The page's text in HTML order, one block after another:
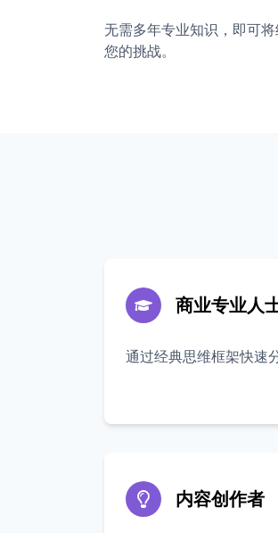
无需多年专业知识，即可
您的挑战。
商业专业人
通过经典思维框架快速
内容创作者